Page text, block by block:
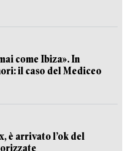
come Ibiza». In
il caso del Mediceo
è arrivato l’ok del